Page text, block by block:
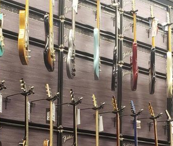
Pages
populai
res
Jimi Hendrix
Slash
Alexi Laiho